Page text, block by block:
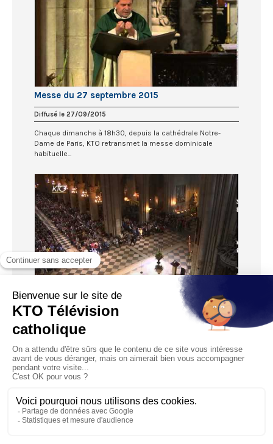
Messe du 27 septembre 2015
Diffusé le 27/09/2015
Chaque dimanche à 18h30, depuis la cathédrale Notre-
Dame de Paris, KTO retransmet la messe dominicale
habituelle...
Messe du 20 septembre 2015
Diffusé le 20/09/2015
Chaque dimanche à 18h30, depuis la cathédrale Notre-
habituelle...